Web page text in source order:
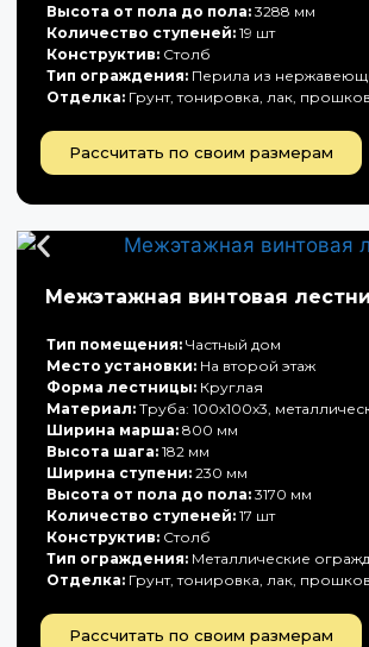
Высота от пола до пола: 3288 мм
Количество ступеней: 19 шт
Конструктив: Столб
Тип ограждения: Перила из
Отделка: Грунт, тонировка, лак,
Рассчитать по своим размерам
Межэтажная винтовая
Тип помещения: Частный дом
Место установки: На второй этаж
Форма лестницы: Круглая
Материал: Труба: 100х100х3,
Ширина марша: 800 мм
Высота шага: 182 мм
Ширина ступени: 230 мм
Высота от пола до пола: 3170 мм
Количество ступеней: 17 шт
Конструктив: Столб
Тип ограждения: Металлические
Отделка: Грунт, тонировка, лак,
Рассчитать по своим размерам